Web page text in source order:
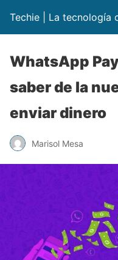
Techie | La tecnología
WhatsApp
saber de la
enviar dinero
Marisol Mesa